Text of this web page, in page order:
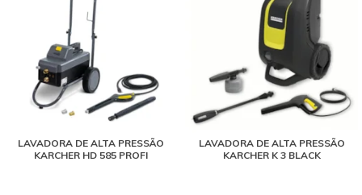
LAVADORA DE ALTA PRESSÃO
KARCHER HD 585 PROFI
LAVADORA DE ALTA PRESSÃO
KARCHER K 3 BLACK